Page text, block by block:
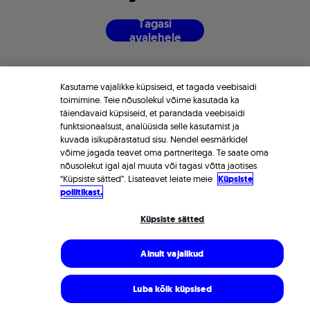
Tagasi
avalehele
Kasutame vajalikke küpsiseid, et tagada veebisaidi
toimimine. Teie nõusolekul võime kasutada ka
täiendavaid küpsiseid, et parandada veebisaidi
funktsionaalsust, analüüsida selle kasutamist ja
kuvada isikupärastatud sisu. Nendel eesmärkidel
võime jagada teavet oma partneritega. Te saate oma
nõusolekut igal ajal muuta või tagasi võtta jaotises
“Küpsiste sätted”. Lisateavet leiate meie Küpsiste
poliitikast.
Küpsiste sätted
Ainult vajalikud
Luba kõik küpsised